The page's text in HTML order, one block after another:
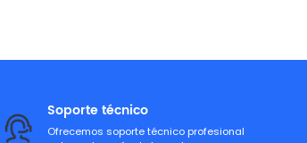
Soporte técnico
Ofrecemos soporte técnico profesional